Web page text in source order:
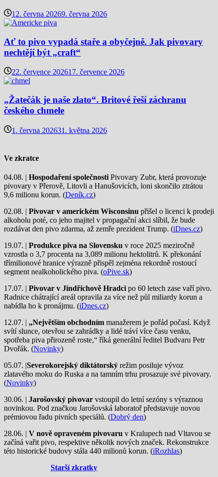
12. června 20269. června 2026
Ať to pivo vypadá staře a obyčejně. Jak pivovary
nechtějí být „craft“
22. července 202617. července 2026
„Žatečák je naše zlato“. Britové řeší záchranu
českého chmele
1. června 202631. května 2026
Ve zkratce
04.08. | Hospodaření společnostiPivovary Zubr, která provozuje
pivovary v Přerově, Litovli a Hanušovicích, loni skončilo ztrátou
9,6 milionu korun. (Deník.cz)
02.08. | Pivovar v americkém Wisconsinu přišel o licenci k prodeji
alkoholu poté, co jeho majitel v propagační akci slíbil, že bude
rozdávat den pivo zdarma, až zemře prezident Trump. (iDnes.cz)
19.07. | Produkce piva na Slovensku v roce 2025 meziročně
vzrostla o 3,7 procenta na 3,089 milionu hektolitrů. K překonání
třímilionové hranice výrazně přispěl zejména rekordně rostoucí
segment nealkoholického piva. (oPive.sk)
17.07. | Pivovar v Jindřichově Hradcipo 60 letech zase vaří pivo.
Radnice chátrající areál opravila za více než půl miliardy korun a
nabídla ho k pronájmu. (iDnes.cz)
12.07. | „Největším obchodním manažerem je pořád počasí. Když
svítí slunce, otevřou se zahrádky a lidé tráví více času venku,
spotřeba piva přirozeně roste,“ říká generální ředitel Budvaru Petr
Dvořák. (Novinky)
05.07. | Severokorejský diktátorský režim posiluje vývoz
zlatavého moku do Ruska a na tamním trhu prosazuje své pivovary.
(Novinky)
30.06. | Jarošovský pivovar vstoupil do letní sezóny s výraznou
novinkou. Pod značkou Jarošovská laboratoř představuje novou
prémiovou řadu pivních speciálů. (Dobrý den)
28.06. | V nově opraveném pivovaru v Kralupech nad Vltavou se
začíná vařit pivo, respektive několik nových značek. Rekonstrukce
této historické budovy stála 440 milionů korun. (iRozhlas)
Starší zkratky